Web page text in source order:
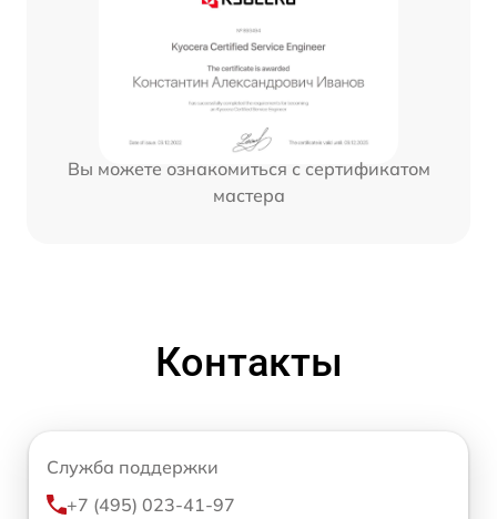
Вы можете ознакомиться с сертификатом
мастера
Контакты
Служба поддержки
+7 (495) 023-41-97